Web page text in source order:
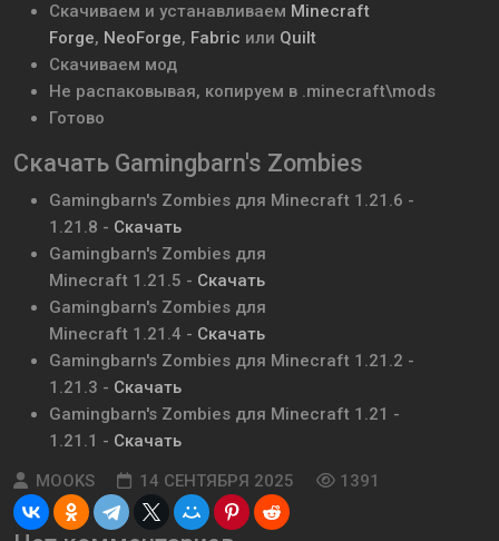
Скачиваем и устанавливаем Minecraft
Forge, NeoForge, Fabric или Quilt
Скачиваем мод
Не распаковывая, копируем в .minecraft\mods
Готово
Скачать Gamingbarn's Zombies
Gamingbarn's Zombies для Minecraft 1.21.6 -
1.21.8 - Скачать
Gamingbarn's Zombies для
Minecraft 1.21.5 - Скачать
Gamingbarn's Zombies для
Minecraft 1.21.4 - Скачать
Gamingbarn's Zombies для Minecraft 1.21.2 -
1.21.3 - Скачать
Gamingbarn's Zombies для Minecraft 1.21 -
1.21.1 - Скачать
MOOKS
14 СЕНТЯБРЯ 2025 1391